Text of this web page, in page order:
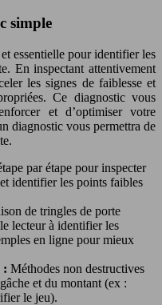
simple
essentielle pour identifier les
En inspectant attentivement
les signes de faiblesse et
Ce diagnostic vous
et d’optimiser votre
diagnostic vous permettra de
par étape pour inspecter
identifier les points faibles
de tringles de porte
lecteur à identifier les
en ligne pour mieux
: Méthodes non destructives
et du montant (ex :
le jeu).